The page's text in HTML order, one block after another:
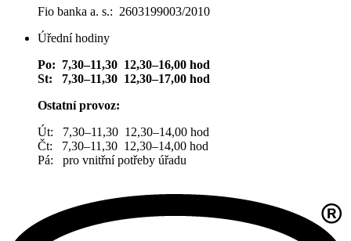
Fio banka a. s.: 2603199003/2010
Úřední hodiny
Po: 7,30–11,30 12,30–16,00 hod
St: 7,30–11,30 12,30–17,00 hod
Ostatní provoz:
Út: 7,30–11,30 12,30–14,00 hod
Čt: 7,30–11,30 12,30–14,00 hod
Pá: pro vnitřní potřeby úřadu